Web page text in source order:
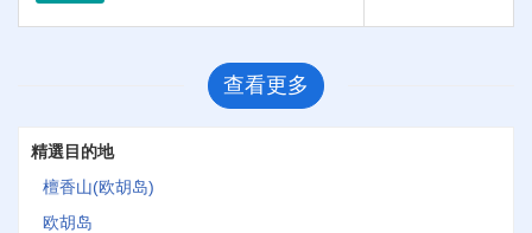
查看更多
精選目的地
檀香山(欧胡岛)
欧胡岛